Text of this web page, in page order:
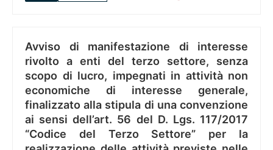
Avviso di manifestazione di interesse
rivolto a enti del terzo settore, senza
scopo di lucro, impegnati in attività non
economiche di interesse generale,
finalizzato alla stipula di una convenzione
ai sensi dell’art. 56 del D. Lgs. 117/2017
“Codice del Terzo Settore” per la